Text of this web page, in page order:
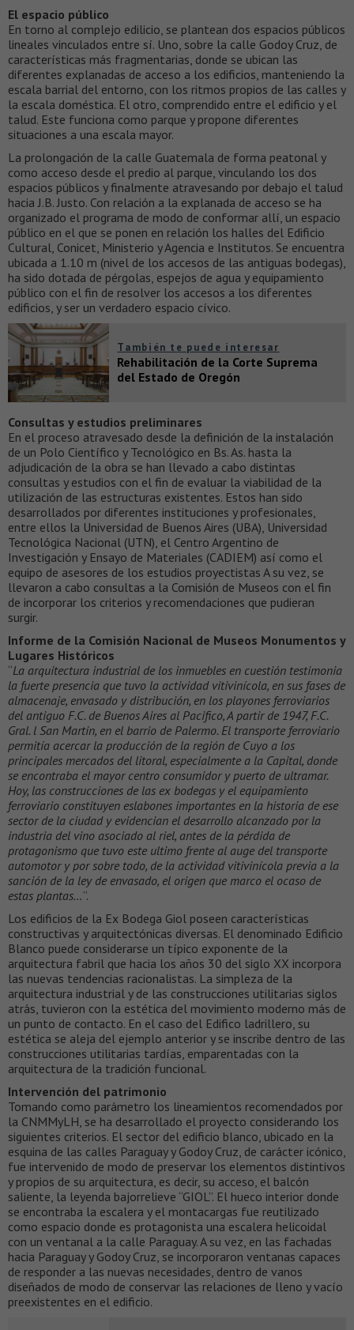
El espacio público
En torno al complejo edilicio, se plantean dos espacios públicos
lineales vinculados entre sí. Uno, sobre la calle Godoy Cruz, de
características más fragmentarias, donde se ubican las
diferentes explanadas de acceso a los edificios, manteniendo la
escala barrial del entorno, con los ritmos propios de las calles y
la escala doméstica. El otro, comprendido entre el edificio y el
talud. Este funciona como parque y propone diferentes
situaciones a una escala mayor.
La prolongación de la calle Guatemala de forma peatonal y
como acceso desde el predio al parque, vinculando los dos
espacios públicos y finalmente atravesando por debajo el talud
hacia J.B. Justo. Con relación a la explanada de acceso se ha
organizado el programa de modo de conformar allí, un espacio
público en el que se ponen en relación los halles del Edificio
Cultural, Conicet, Ministerio y Agencia e Institutos. Se encuentra
ubicada a 1.10 m (nivel de los accesos de las antiguas bodegas),
ha sido dotada de pérgolas, espejos de agua y equipamiento
público con el fin de resolver los accesos a los diferentes
edificios, y ser un verdadero espacio cívico.
También te puede interesar
Rehabilitación de la Corte Suprema
del Estado de Oregón
Consultas y estudios preliminares
En el proceso atravesado desde la definición de la instalación
de un Polo Científico y Tecnológico en Bs. As. hasta la
adjudicación de la obra se han llevado a cabo distintas
consultas y estudios con el fin de evaluar la viabilidad de la
utilización de las estructuras existentes. Estos han sido
desarrollados por diferentes instituciones y profesionales,
entre ellos la Universidad de Buenos Aires (UBA), Universidad
Tecnológica Nacional (UTN), el Centro Argentino de
Investigación y Ensayo de Materiales (CADIEM) así como el
equipo de asesores de los estudios proyectistas A su vez, se
llevaron a cabo consultas a la Comisión de Museos con el fin
de incorporar los criterios y recomendaciones que pudieran
surgir.
Informe de la Comisión Nacional de Museos Monumentos y
Lugares Históricos
“La arquitectura industrial de los inmuebles en cuestión testimonia
la fuerte presencia que tuvo la actividad vitivinícola, en sus fases de
almacenaje, envasado y distribución, en los playones ferroviarios
del antiguo F.C. de Buenos Aires al Pacifico, A partir de 1947, F.C.
Gral. l San Martin, en el barrio de Palermo. El transporte ferroviario
permitía acercar la producción de la región de Cuyo a los
principales mercados del litoral, especialmente a la Capital, donde
se encontraba el mayor centro consumidor y puerto de ultramar.
Hoy, las construcciones de las ex bodegas y el equipamiento
ferroviario constituyen eslabones importantes en la historia de ese
sector de la ciudad y evidencian el desarrollo alcanzado por la
industria del vino asociado al riel, antes de la pérdida de
protagonismo que tuvo este ultimo frente al auge del transporte
automotor y por sobre todo, de la actividad vitivinícola previa a la
sanción de la ley de envasado, el origen que marco el ocaso de
estas plantas…”.
Los edificios de la Ex Bodega Giol poseen características
constructivas y arquitectónicas diversas. El denominado Edificio
Blanco puede considerarse un típico exponente de la
arquitectura fabril que hacia los años 30 del siglo XX incorpora
las nuevas tendencias racionalistas. La simpleza de la
arquitectura industrial y de las construcciones utilitarias siglos
atrás, tuvieron con la estética del movimiento moderno más de
un punto de contacto. En el caso del Edifico ladrillero, su
estética se aleja del ejemplo anterior y se inscribe dentro de las
construcciones utilitarias tardías, emparentadas con la
arquitectura de la tradición funcional.
Intervención del patrimonio
Tomando como parámetro los lineamientos recomendados por
la CNMMyLH, se ha desarrollado el proyecto considerando los
siguientes criterios. El sector del edificio blanco, ubicado en la
esquina de las calles Paraguay y Godoy Cruz, de carácter icónico,
fue intervenido de modo de preservar los elementos distintivos
y propios de su arquitectura, es decir, su acceso, el balcón
saliente, la leyenda bajorrelieve “GIOL”. El hueco interior donde
se encontraba la escalera y el montacargas fue reutilizado
como espacio donde es protagonista una escalera helicoidal
con un ventanal a la calle Paraguay. A su vez, en las fachadas
hacia Paraguay y Godoy Cruz, se incorporaron ventanas capaces
de responder a las nuevas necesidades, dentro de vanos
diseñados de modo de conservar las relaciones de lleno y vacío
preexistentes en el edificio.